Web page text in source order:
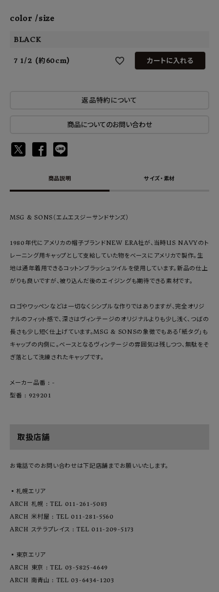
color size
BLACK
7 1/2 (約60cm) カートに入れる
返品特約について
商品についてのお問い合わせ
商品説明 サイズ・素材
MSG & SONS（エムエスジーサンドサンズ）
1980年代にアメリカの帽子ブランドNEW ERA社が、当時US NAVYのト
レーニング用キャップとして支給していた物をベースにアメリカで製作。生
地は通年着用できるコットンブラッシュツイルを使用しています。新品の仕上
がりも良いですが、被り込んだ後のエイジングも期待できる素材です。
ロゴやワッペンなどは一切なくシンプルな作りではありますが、完全オリジ
ナルのフィット感で、深さはヴィンテージのオリジナルよりも少し浅く、つばの
長さも少し短く仕上げています。MSG & SONSの象徴でもある「紙タグ」も
キャップの内側に。ベースとなるヴィンテージの雰囲気は残しつつ、無駄をそ
ぎ落として洗練されたキャップです。
メーカー品番 : -
型番 : 929201
取扱店舗
お電話でのお問い合わせは下記店舗までお願いいたします。
▪️札幌エリア
ARCH 札幌 : TEL 011-261-5083
ARCH 米村屋 : TEL 011-281-5560
ARCH ステラプレイス : TEL 011-209-5173
▪️東京エリア
ARCH 東京 : TEL 03-5825-4649
ARCH 南青山 : TEL 03-6434-1203